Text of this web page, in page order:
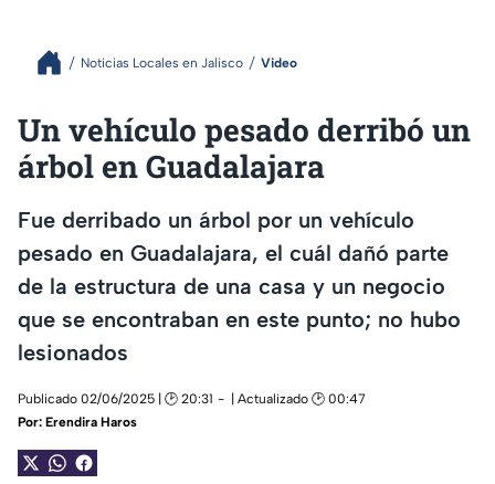
Noticias Locales en Jalisco Video
Un vehículo pesado derribó un
árbol en Guadalajara
Fue derribado un árbol por un vehículo
pesado en Guadalajara, el cuál dañó parte
de la estructura de una casa y un negocio
que se encontraban en este punto; no hubo
lesionados
Publicado 02/06/2025 | 🕑 20:31
| Actualizado 🕑 00:47
Por: Erendira Haros